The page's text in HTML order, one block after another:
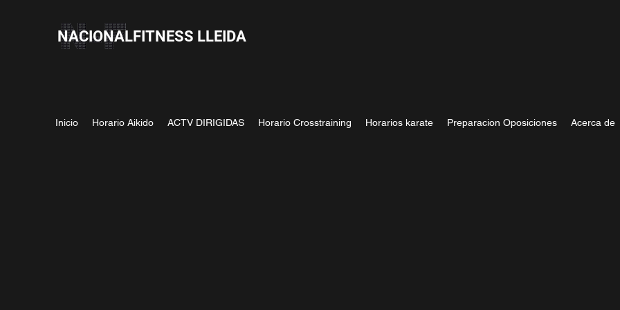
NACIONALFITNESS LLEIDA
Inicio Horario Aikido ACTV DIRIGIDAS Horario Crosstraining Horarios karate Preparacion Oposiciones Acerca de